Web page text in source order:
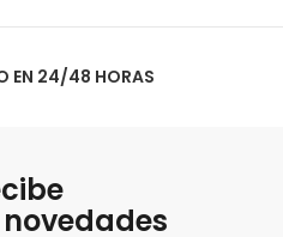
EN 24/48 HORAS